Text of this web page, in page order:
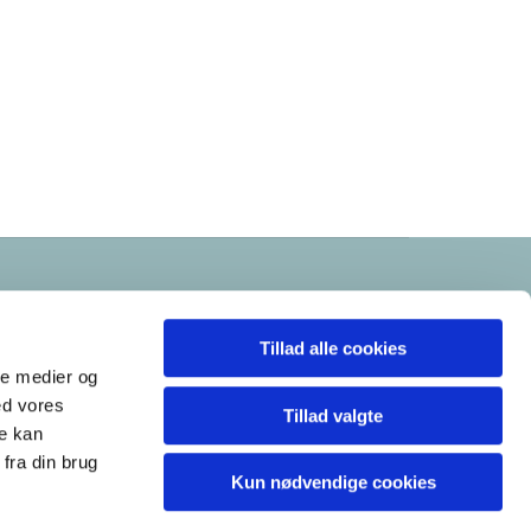
medier og
vores
kan
din brug
Tillad alle cookies
Tillad valgte
Kun nødvendige cookies